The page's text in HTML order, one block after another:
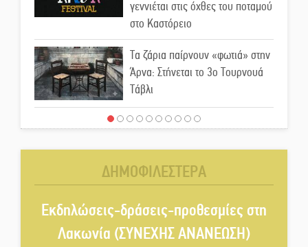
γεννιέται στις όχθες του ποταμού
στο Καστόρειο
Τα ζάρια παίρνουν «φωτιά» στην
Άρνα: Στήνεται το 3ο Τουρνουά
Τάβλι
Αυθεντικό γλέντι με «Γιορτή
Το τελεφερίκ της Μονεμβασιάς
στο τραπέζι του δημόσιου
διαλόγου
ΔΗΜΟΦΙΛΕΣΤΕΡΑ
Εκδηλώσεις-δράσεις-προθεσμίες στη
Λακωνία (ΣΥΝΕΧΗΣ ΑΝΑΝΕΩΣΗ)